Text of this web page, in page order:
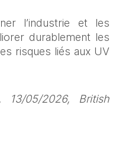
l’industrie et les
durablement les
risques liés aux UV
13/05/2026, British